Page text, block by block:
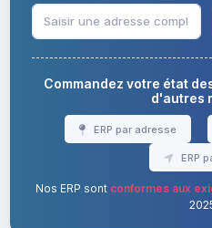
Commandez votre état
d'autres
ERP par adresse
ERP
Nos ERP sont conformes aux